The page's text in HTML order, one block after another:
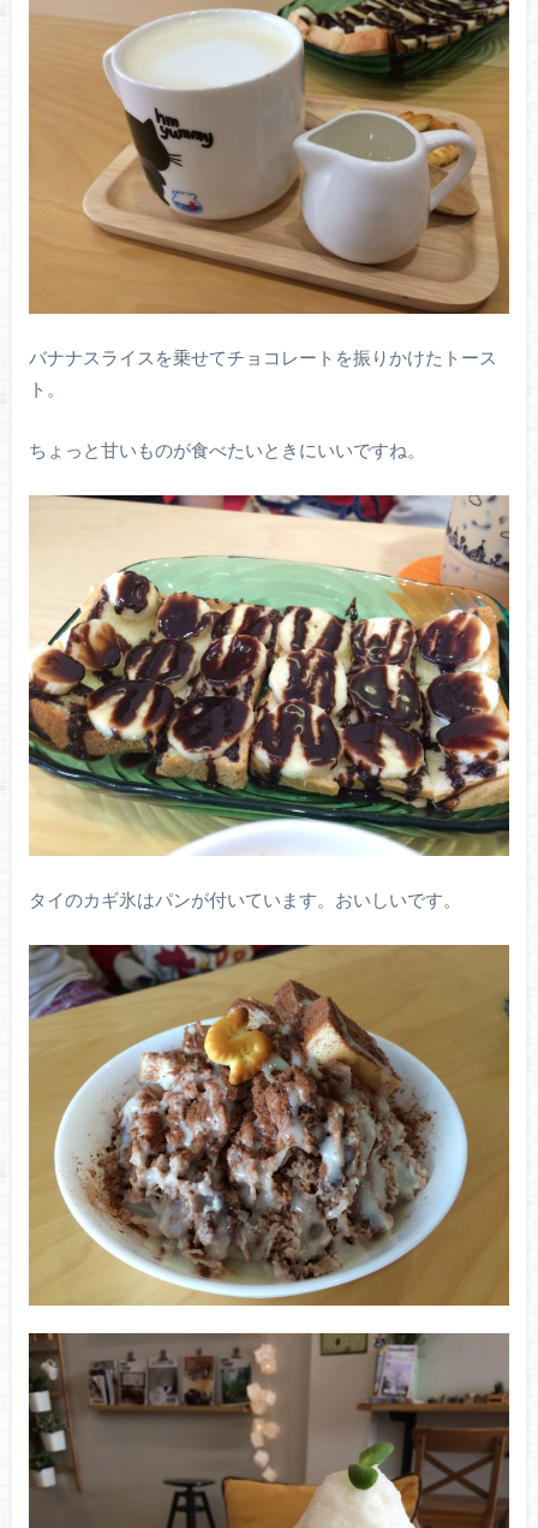
バナナスライスを乗せてチョコレートを振りかけたトース
ト。
ちょっと甘いものが食べたいときにいいですね。
タイのカギ氷はパンが付いています。おいしいです。